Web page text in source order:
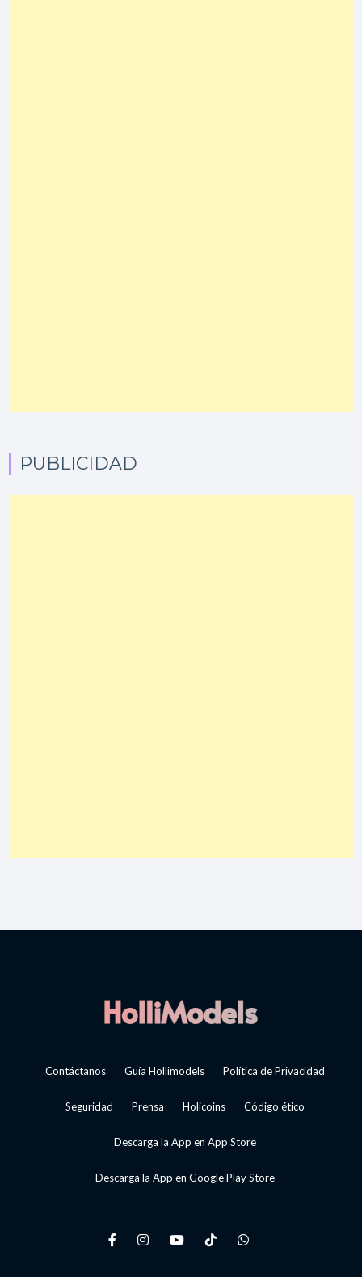
PUBLICIDAD
Contáctanos Guía Hollimodels Política de Privacidad
Seguridad Prensa Holicoins Código ético
Descarga la App en App Store
Descarga la App en Google Play Store